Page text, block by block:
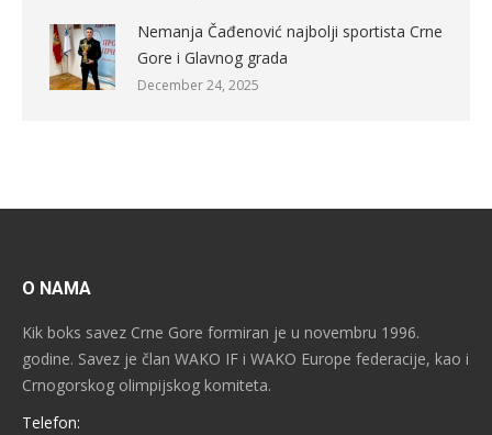
Nemanja Čađenović najbolji sportista Crne
Gore i Glavnog grada
December 24, 2025
O NAMA
Kik boks savez Crne Gore formiran je u novembru 1996.
godine. Savez je član WAKO IF i WAKO Europe federacije, kao i
Crnogorskog olimpijskog komiteta.
Telefon: